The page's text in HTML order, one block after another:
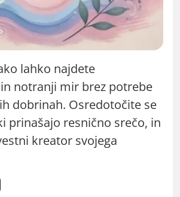
lahko najdete
notranji mir brez potrebe
dobrinah. Osredotočite se
prinašajo resnično srečo, in
kreator svojega